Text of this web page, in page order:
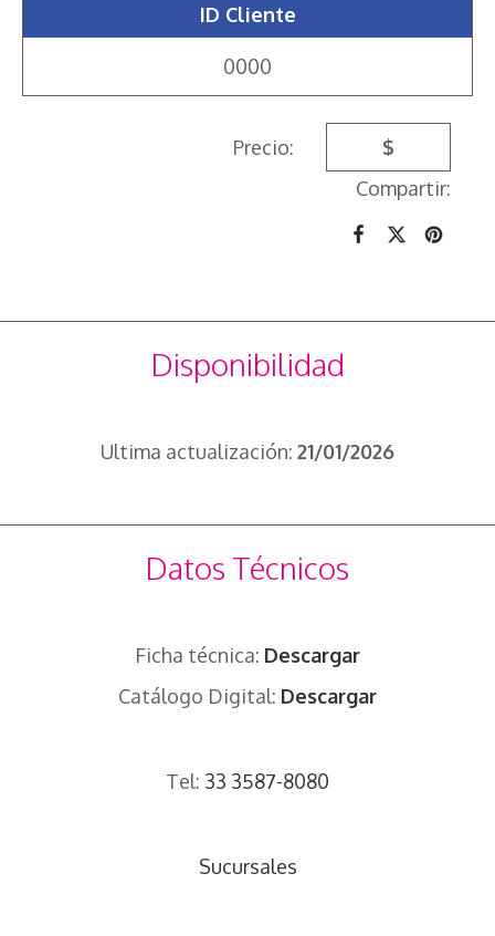
ID Cliente
0000
Precio:
$
Compartir:
Disponibilidad
Ultima actualización: 21/01/2026
Datos Técnicos
Ficha técnica: Descargar
Catálogo Digital: Descargar
Tel: 33 3587-8080
Sucursales